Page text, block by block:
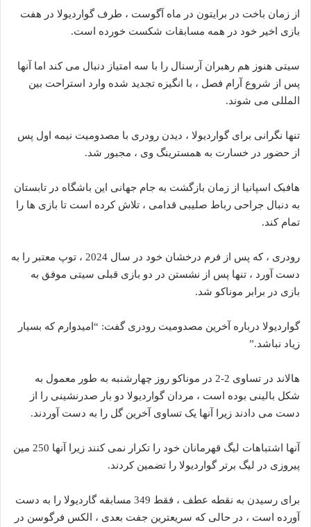
از زمان باخت در برایتون در ماه آگوست ، طرف گواردیولا در هفت
بازی اخیر خود در همه مسابقات شکست خورده است.
سیتی هنوز هم رهبران آرسنال را با سه امتیاز دنبال می کند اما آنها
پس از شروع آرام فصل ، با انگیزه تجدید شده وارد استراحت بین
المللی می شوند.
تنها نگرانی برای گواردیولا ، دیدن رودری با مصدومیت نیمه اول پس
از حضور در خسارت به همسترینگ وی ، مجبور شد.
هافبک اسپانیا از زمان بازگشت به جام جهانی این باشگاه در تابستان
به دنبال جراحی رباط صلیبی قدامی ، تلاش کرده است تا بازی ها را
تمام کند.
رودری ، که پس از فرم درخشان خود در سال 2024 ، توپ معتبر را به
دست آورد ، تنها پس از نشستن در دو بازی قبلی سیتی موفق به
بازی در برابر موناکو شد.
گواردیولا درباره آخرین مصدومیت رودری گفت: “امیدوارم که بسیار
زیاد نباشد.”
هالاند در تساوی 2-2 در موناکو روز چهارشنبه به طور معمول به
شکل بالینی بوده است ، مردان گواردیولا دو بار صدرنشینی را از
دست می دادند زیرا آنها یک تساوی آخرین گل را به دست آوردند.
آنها اشتباهات لیگ قهرمانان خود را تکرار نمی کنند زیرا آنها 250 مین
پیروزی در لیگ برتر گواردیولا را تضمین کردند.
برای رسیدن به نقطه عطف ، فقط 349 مسابقه گاردیولا را به دست
آورده است ، در حالی که سریعترین جفت بعدی ، الکس فرگوسن در